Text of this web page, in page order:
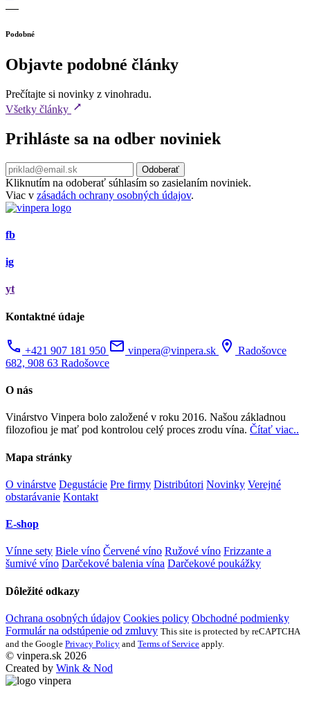
Podobné
Objavte podobné články
Prečítajte si novinky z vinohradu.
Všetky články
Prihláste sa na odber noviniek
Kliknutím na odoberať súhlasím so zasielaním noviniek.
Viac v zásadách ochrany osobných údajov.
fb
ig
yt
Kontaktné údaje
+421 907 181 950 vinpera@vinpera.sk
Radošovce
682, 908 63 Radošovce
O nás
Vinárstvo Vinpera bolo založené v roku 2016. Našou základnou
filozofiou je mať pod kontrolou celý proces zrodu vína. Čítať viac..
Mapa stránky
O vinárstve Degustácie Pre firmy Distribútori Novinky Verejné
obstarávanie Kontakt
E-shop
Vínne sety Biele víno Červené víno Ružové víno Frizzante a
šumivé víno Darčekové balenia vína Darčekové poukážky
Dôležité odkazy
Ochrana osobných údajov Cookies policy Obchodné podmienky
Formulár na odstúpenie od zmluvy This site is protected by reCAPTCHA
and the Google Privacy Policy and Terms of Service apply.
© vinpera.sk 2026
Created by Wink & Nod